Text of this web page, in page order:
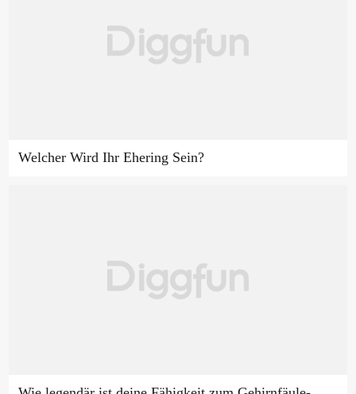
Welcher Wird Ihr Ehering Sein?